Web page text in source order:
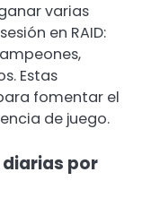
varias
en RAID:
Estas
fomentar el
de juego.
diarias por